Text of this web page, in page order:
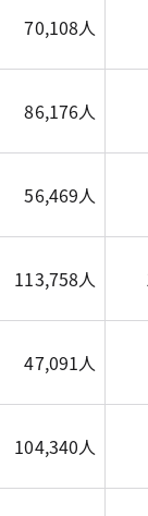
70,108人
86,176人
56,469人
113,758人
47,091人
104,340人